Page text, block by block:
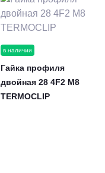
в наличии
Гайка профиля
двойная 28 4F2 М8
TERMOCLIP